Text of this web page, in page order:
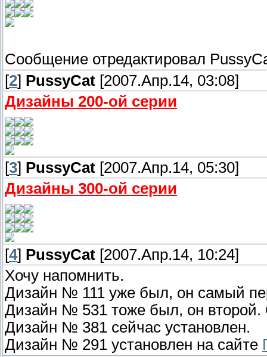
Сообщение отредактировал
[2] PussyCat [2007.Апр.14, 03:08]
Дизайны 200-ой серии
[3] PussyCat [2007.Апр.14, 05:30]
Дизайны 300-ой серии
[4] PussyCat [2007.Апр.14, 10:24]
Хочу напомнить.
Дизайн № 111 уже был, он самый
Дизайн № 531 тоже был, он второй.
Дизайн № 381 сейчас установлен.
Дизайн № 291 установлен на сайте